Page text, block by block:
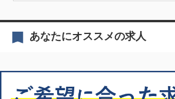
あなたにオススメの求人